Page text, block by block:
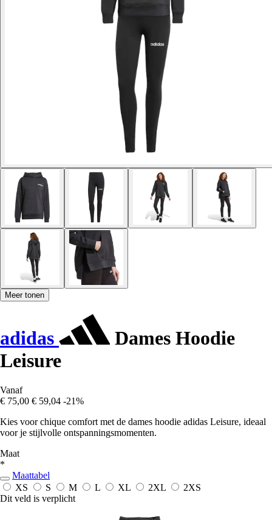
Meer tonen
adidas
Dames Hoodie
Leisure
Vanaf
€ 75,00 € 59,04 -21%
Kies voor chique comfort met de dames hoodie adidas Leisure, ideaal
voor je stijlvolle ontspanningsmomenten.
Maat
*
Maattabel
XS
S M L XL 2XL
2XS
Dit veld is verplicht